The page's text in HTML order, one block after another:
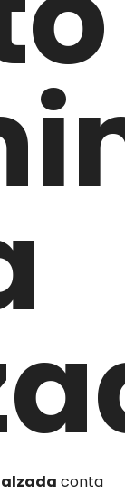
conta